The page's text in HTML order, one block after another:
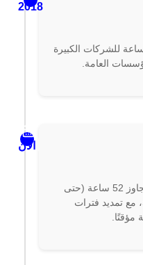
2018
تقديم أسبوع العمل المحدد بـ 52 ساعة للشركات الكبيرة
الآن
تم تقديم برنامج عمل خاص يسمح بتجاوز 52 ساعة (حتى
مع تمديد فترات
مؤقتًا.